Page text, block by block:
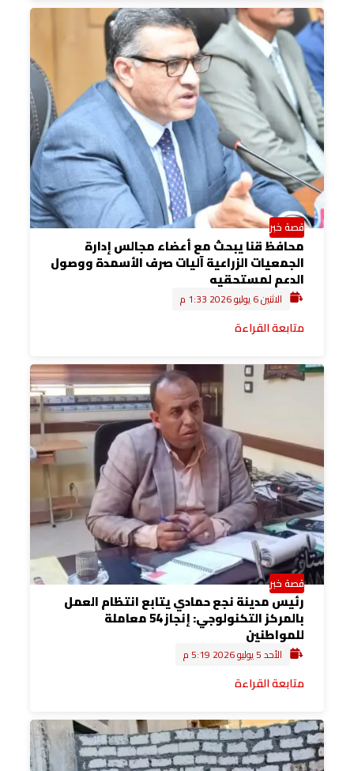
قصة خبر
محافظ قنا يبحث مع أعضاء مجالس إدارة
الجمعيات الزراعية آليات صرف الأسمدة ووصول
الدعم لمستحقيه
الاثنين 6 يوليو 2026 1:33 م
متابعة القراءة
قصة خبر
رئيس مدينة نجع حمادي يتابع انتظام العمل
بالمركز التكنولوجي: إنجاز 54 معاملة
للمواطنين
الأحد 5 يوليو 2026 5:19 م
متابعة القراءة